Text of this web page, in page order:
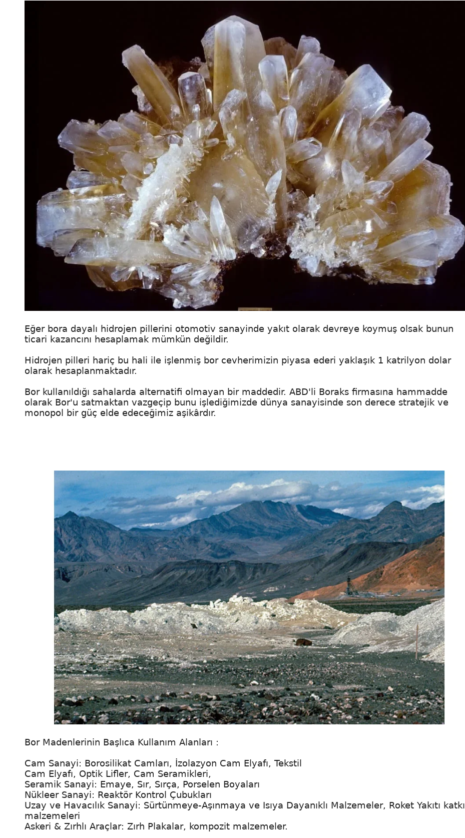
Eğer bora dayalı hidrojen pillerini otomotiv sanayinde yakıt olarak devreye koymuş olsak bunun
ticari kazancını hesaplamak mümkün değildir.
Hidrojen pilleri hariç bu hali ile işlenmiş bor cevherimizin piyasa ederi yaklaşık 1 katrilyon dolar
olarak hesaplanmaktadır.
Bor kullanıldığı sahalarda alternatifi olmayan bir maddedir. ABD'li Boraks firmasına hammadde
olarak Bor'u satmaktan vazgeçip bunu işlediğimizde dünya sanayisinde son derece stratejik ve
monopol bir güç elde edeceğimiz aşikârdır.
Bor Madenlerinin Başlıca Kullanım Alanları :
Cam Sanayi: Borosilikat Camları, İzolazyon Cam Elyafı, Tekstil
Cam Elyafı, Optik Lifler, Cam Seramikleri,
Seramik Sanayi: Emaye, Sır, Sırça, Porselen Boyaları
Nükleer Sanayi: Reaktör Kontrol Çubukları
Uzay ve Havacılık Sanayi: Sürtünmeye-Aşınmaya ve Isıya Dayanıklı Malzemeler, Roket Yakıtı katkı
malzemeleri
Askeri & Zırhlı Araçlar: Zırh Plakalar, kompozit malzemeler.